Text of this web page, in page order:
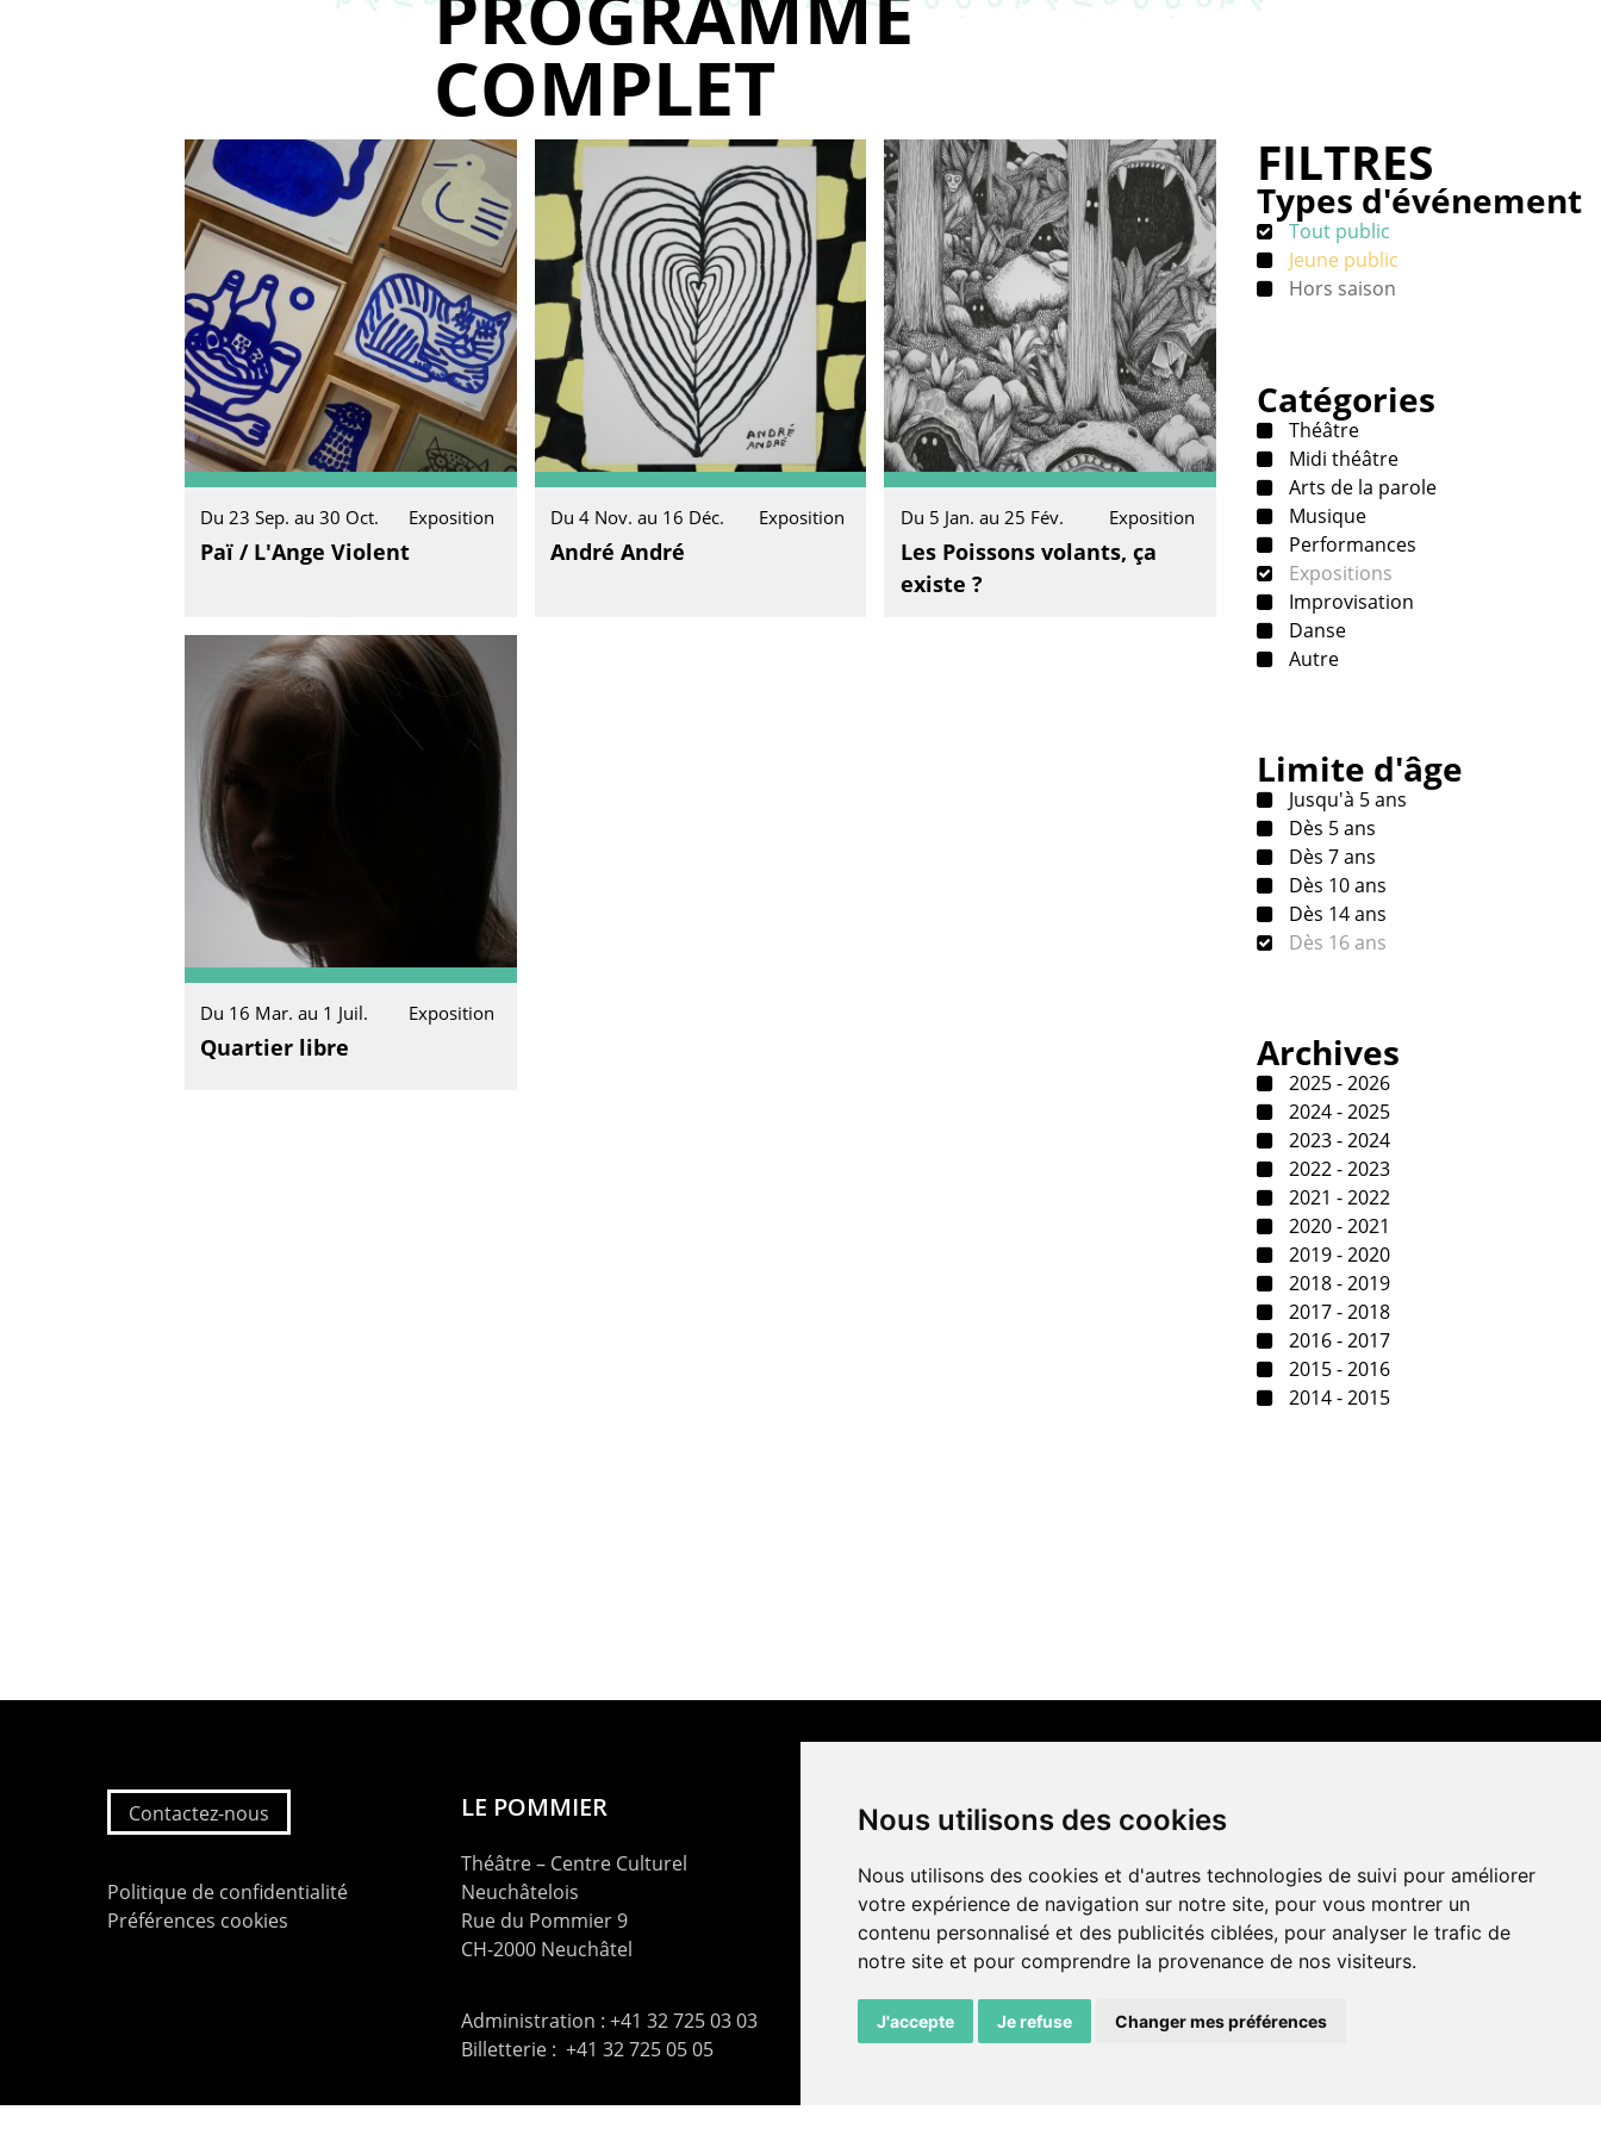
Nous utilisons des cookies
Nous utilisons des cookies et d'autres technologies de suivi pour améliorer
votre expérience de navigation sur notre site, pour vous montrer un
contenu personnalisé et des publicités ciblées, pour analyser le trafic de
notre site et pour comprendre la provenance de nos visiteurs.
J'accepte Je refuse Changer mes préférences
COMPLET
Du 23 Sep. au 30 Oct. Exposition
Paï / L'Ange Violent
Du 4 Nov. au 16 Déc. Exposition
André André
Du 5 Jan. au 25 Fév. Exposition
Les Poissons volants, ça
existe ?
Du 16 Mar. au 1 Juil. Exposition
Quartier libre
FILTRES
Types d'événement
Tout public
Jeune public
Hors saison
Catégories
Théâtre
Midi théâtre
Arts de la parole
Musique
Performances
Expositions
Improvisation
Danse
Autre
Limite d'âge
Jusqu'à 5 ans
Dès 5 ans
Dès 7 ans
Dès 10 ans
Dès 14 ans
Dès 16 ans
Archives
2025 - 2026
2024 - 2025
2023 - 2024
2022 - 2023
2021 - 2022
2020 - 2021
2019 - 2020
2018 - 2019
2017 - 2018
2016 - 2017
2015 - 2016
2014 - 2015
Contactez-nous
Politique de confidentialité
Préférences cookies
LE POMMIER
Théâtre – Centre Culturel
Neuchâtelois
Rue du Pommier 9
CH-2000 Neuchâtel
Administration : +41 32 725 03 03
Billetterie : +41 32 725 05 05
LIENS AMIS
Centre de culture ABC
ADN – Association Danse Neuchâtel